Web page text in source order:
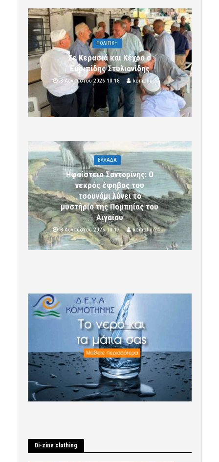
ΠΟΛΙΤΙΚΗ
Σε Κερασιά και Κέχρο ο
Ευριπίδης Στυλιανίδης
8 Αυγούστου 2026 10:18 komotini24
ΕΛΛΑΔΑ
Ηφαίστειο Σαντορίνης: Ο
νεκρός έφηβος του
τσουνάμι λύνει το
μυστήριο της Πομπηίας του
Αιγαίου
8 Αυγούστου 2026 10:17 komotini24
Di-zine clothing